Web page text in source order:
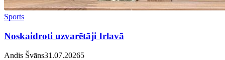
Sports
Noskaidroti uzvarētāji Irlavā
Andis Švāns31.07.20265